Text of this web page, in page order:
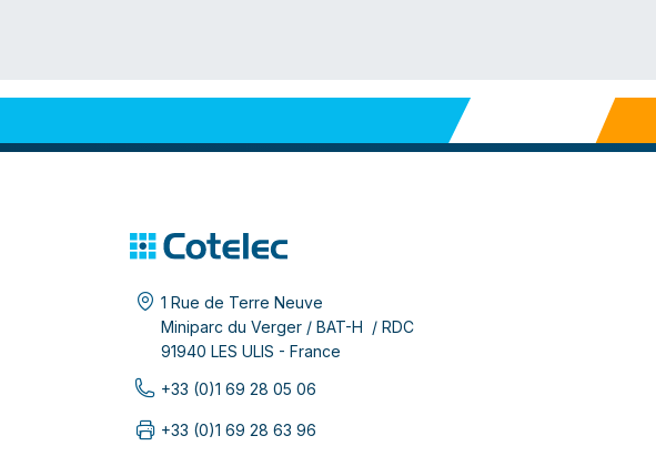
1 Rue de Terre Neuve
Miniparc du Verger / BAT-H / RDC
91940 LES ULIS - France
+33 (0)1 69 28 05 06
+33 (0)1 69 28 63 96